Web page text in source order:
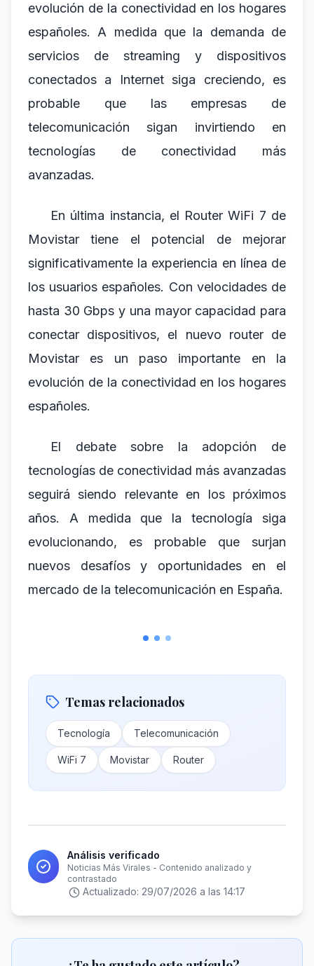
evolución de la conectividad en los hogares
españoles. A medida que la demanda de
servicios de streaming y dispositivos
conectados a Internet siga creciendo, es
probable que las empresas de
telecomunicación sigan invirtiendo en
tecnologías de conectividad más
avanzadas.
En última instancia, el Router WiFi 7 de
Movistar tiene el potencial de mejorar
significativamente la experiencia en línea de
los usuarios españoles. Con velocidades de
hasta 30 Gbps y una mayor capacidad para
conectar dispositivos, el nuevo router de
Movistar es un paso importante en la
evolución de la conectividad en los hogares
españoles.
El debate sobre la adopción de
tecnologías de conectividad más avanzadas
seguirá siendo relevante en los próximos
años. A medida que la tecnología siga
evolucionando, es probable que surjan
nuevos desafíos y oportunidades en el
mercado de la telecomunicación en España.
Temas relacionados
Tecnología Telecomunicación
WiFi 7 Movistar Router
Análisis verificado
Noticias Más Virales - Contenido analizado y
contrastado
Actualizado: 29/07/2026 a las 14:17